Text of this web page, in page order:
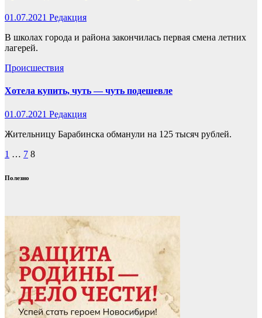
01.07.2021 Редакция
В школах города и района закончилась первая смена летних
лагерей.
Происшествия
Хотела купить, чуть — чуть подешевле
01.07.2021 Редакция
Жительницу Барабинска обманули на 125 тысяч рублей.
Пагинация
записей
1 … 7 8
Полезно